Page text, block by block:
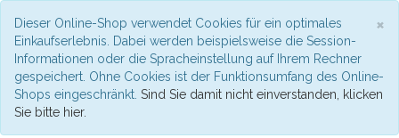
×
Dieser Online-Shop verwendet Cookies für ein optimales
Einkaufserlebnis. Dabei werden beispielsweise die Session-
Informationen oder die Spracheinstellung auf Ihrem Rechner
gespeichert. Ohne Cookies ist der Funktionsumfang des Online-
Shops eingeschränkt. Sind Sie damit nicht einverstanden, klicken
Sie bitte hier.